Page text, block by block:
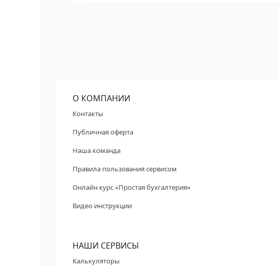
О КОМПАНИИ
Контакты
Публичная оферта
Наша команда
Правила пользования сервисом
Онлайн курс «Простая бухгалтерия»
Видео инструкции
НАШИ СЕРВИСЫ
Калькуляторы